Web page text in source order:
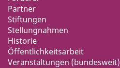
Partner
Stiftungen
Stellungnahmen
Historie
Öffentlichkeitsarbeit
Veranstaltungen (bundesweit)